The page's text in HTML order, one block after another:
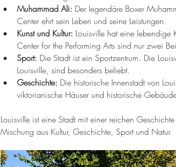
Muhammad Ali: Der legendäre Boxer
Center ehrt sein Leben und seine Leistungen.
Kunst und Kultur: Louisville hat eine lebendige
Center for the Performing Arts sind nur zwei
Sport: Die Stadt ist ein Sportzentrum. Die
Louisville, sind besonders beliebt.
Geschichte: Die historische Innenstadt von
viktorianische Häuser und historische
Louisville ist eine Stadt mit einer reichen
Mischung aus Kultur, Geschichte, Sport und Natur.